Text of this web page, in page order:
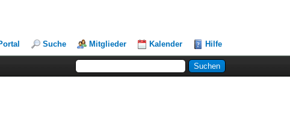
Suche Mitglieder Kalender Hilfe